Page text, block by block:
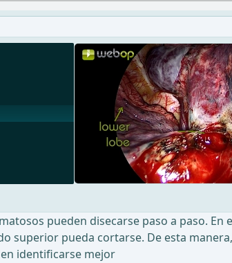
pueden disecarse paso a paso.
superior pueda cortarse. De esta
identificarse mejor